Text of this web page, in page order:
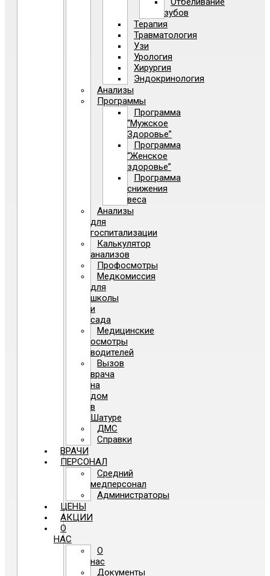
зубов
Терапия
Травматология
Узи
Урология
Хирургия
Эндокринология
Анализы
Программы
Программа
“Мужское
Здоровье”
Программа
“Женское
здоровье”
Программа
снижения
веса
Анализы
для
госпитализации
Калькулятор
анализов
Профосмотры
Медкомиссия
для
школы
и
сада
Медицинские
осмотры
водителей
Вызов
врача
на
дом
в
Шатуре
ДМС
Справки
ВРАЧИ
ПЕРСОНАЛ
Средний
медперсонал
Администраторы
ЦЕНЫ
АКЦИИ
О
НАС
О
нас
Документы